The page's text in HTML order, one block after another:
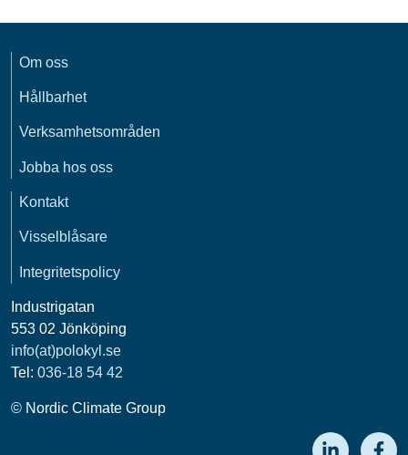
Om oss
Hållbarhet
Verksamhetsområden
Jobba hos oss
Kontakt
Visselblåsare
Integritetspolicy
Industrigatan
553 02 Jönköping
info(at)polokyl.se
Tel: 036-18 54 42
© Nordic Climate Group